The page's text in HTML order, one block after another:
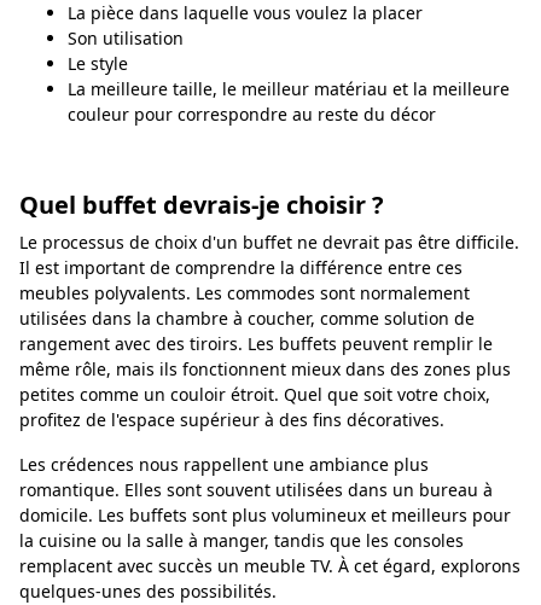
La pièce dans laquelle vous voulez la placer
Son utilisation
Le style
La meilleure taille, le meilleur matériau et la meilleure
couleur pour correspondre au reste du décor
Quel buffet devrais-je choisir ?
Le processus de choix d'un buffet ne devrait pas être difficile.
Il est important de comprendre la différence entre ces
meubles polyvalents. Les commodes sont normalement
utilisées dans la chambre à coucher, comme solution de
rangement avec des tiroirs. Les buffets peuvent remplir le
même rôle, mais ils fonctionnent mieux dans des zones plus
petites comme un couloir étroit. Quel que soit votre choix,
profitez de l'espace supérieur à des fins décoratives.
Les crédences nous rappellent une ambiance plus
romantique. Elles sont souvent utilisées dans un bureau à
domicile. Les buffets sont plus volumineux et meilleurs pour
la cuisine ou la salle à manger, tandis que les consoles
remplacent avec succès un meuble TV. À cet égard, explorons
quelques-unes des possibilités.